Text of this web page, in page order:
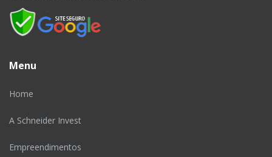
Menu
Home
A Schneider Invest
Empreendimentos